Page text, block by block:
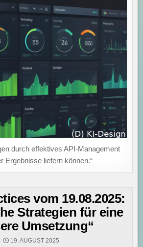
durch effektives API-Management
Ergebnisse liefern können.“
vom 19.08.2025:
Strategien für eine
Umsetzung“
19. AUGUST 2025